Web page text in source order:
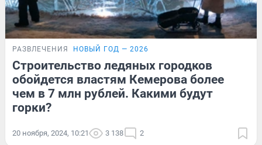
РАЗВЛЕЧЕНИЯ НОВЫЙ ГОД — 2026
Строительство ледяных городков
обойдется властям Кемерова более
чем в 7 млн рублей. Какими будут
горки?
20 ноября, 2024, 10:21 3 138 2